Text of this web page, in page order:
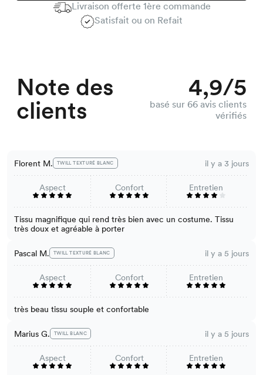
Livraison offerte 1ère commande
Satisfait ou on Refait
Note des
clients
4,9/5
basé sur 66 avis clients
vérifiés
Florent M. TWILL TEXTURÉ BLANC il y a 3 jours
Aspect Confort Entretien
Tissu magnifique qui rend très bien avec un costume. Tissu
très doux et agréable à porter
Pascal M. TWILL TEXTURÉ BLANC il y a 5 jours
Aspect Confort Entretien
très beau tissu souple et confortable
Marius G. TWILL BLANC il y a 5 jours
Aspect Confort Entretien